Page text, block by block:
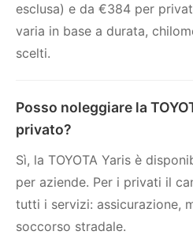
esclusa) e da €384 per
varia in base a durata,
scelti.
Posso noleggiare la
privato?
Sì, la TOYOTA Yaris è
per aziende. Per i privati il
tutti i servizi: assicurazione,
soccorso stradale.